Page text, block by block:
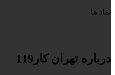
نماد ها
درباره تهران کار119